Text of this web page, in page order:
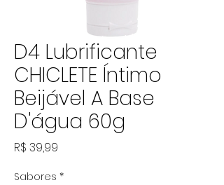
D4 Lubrificante
CHICLETE Íntimo
Beijável A Base
D'água 60g
R$ 39,99
Sabores *